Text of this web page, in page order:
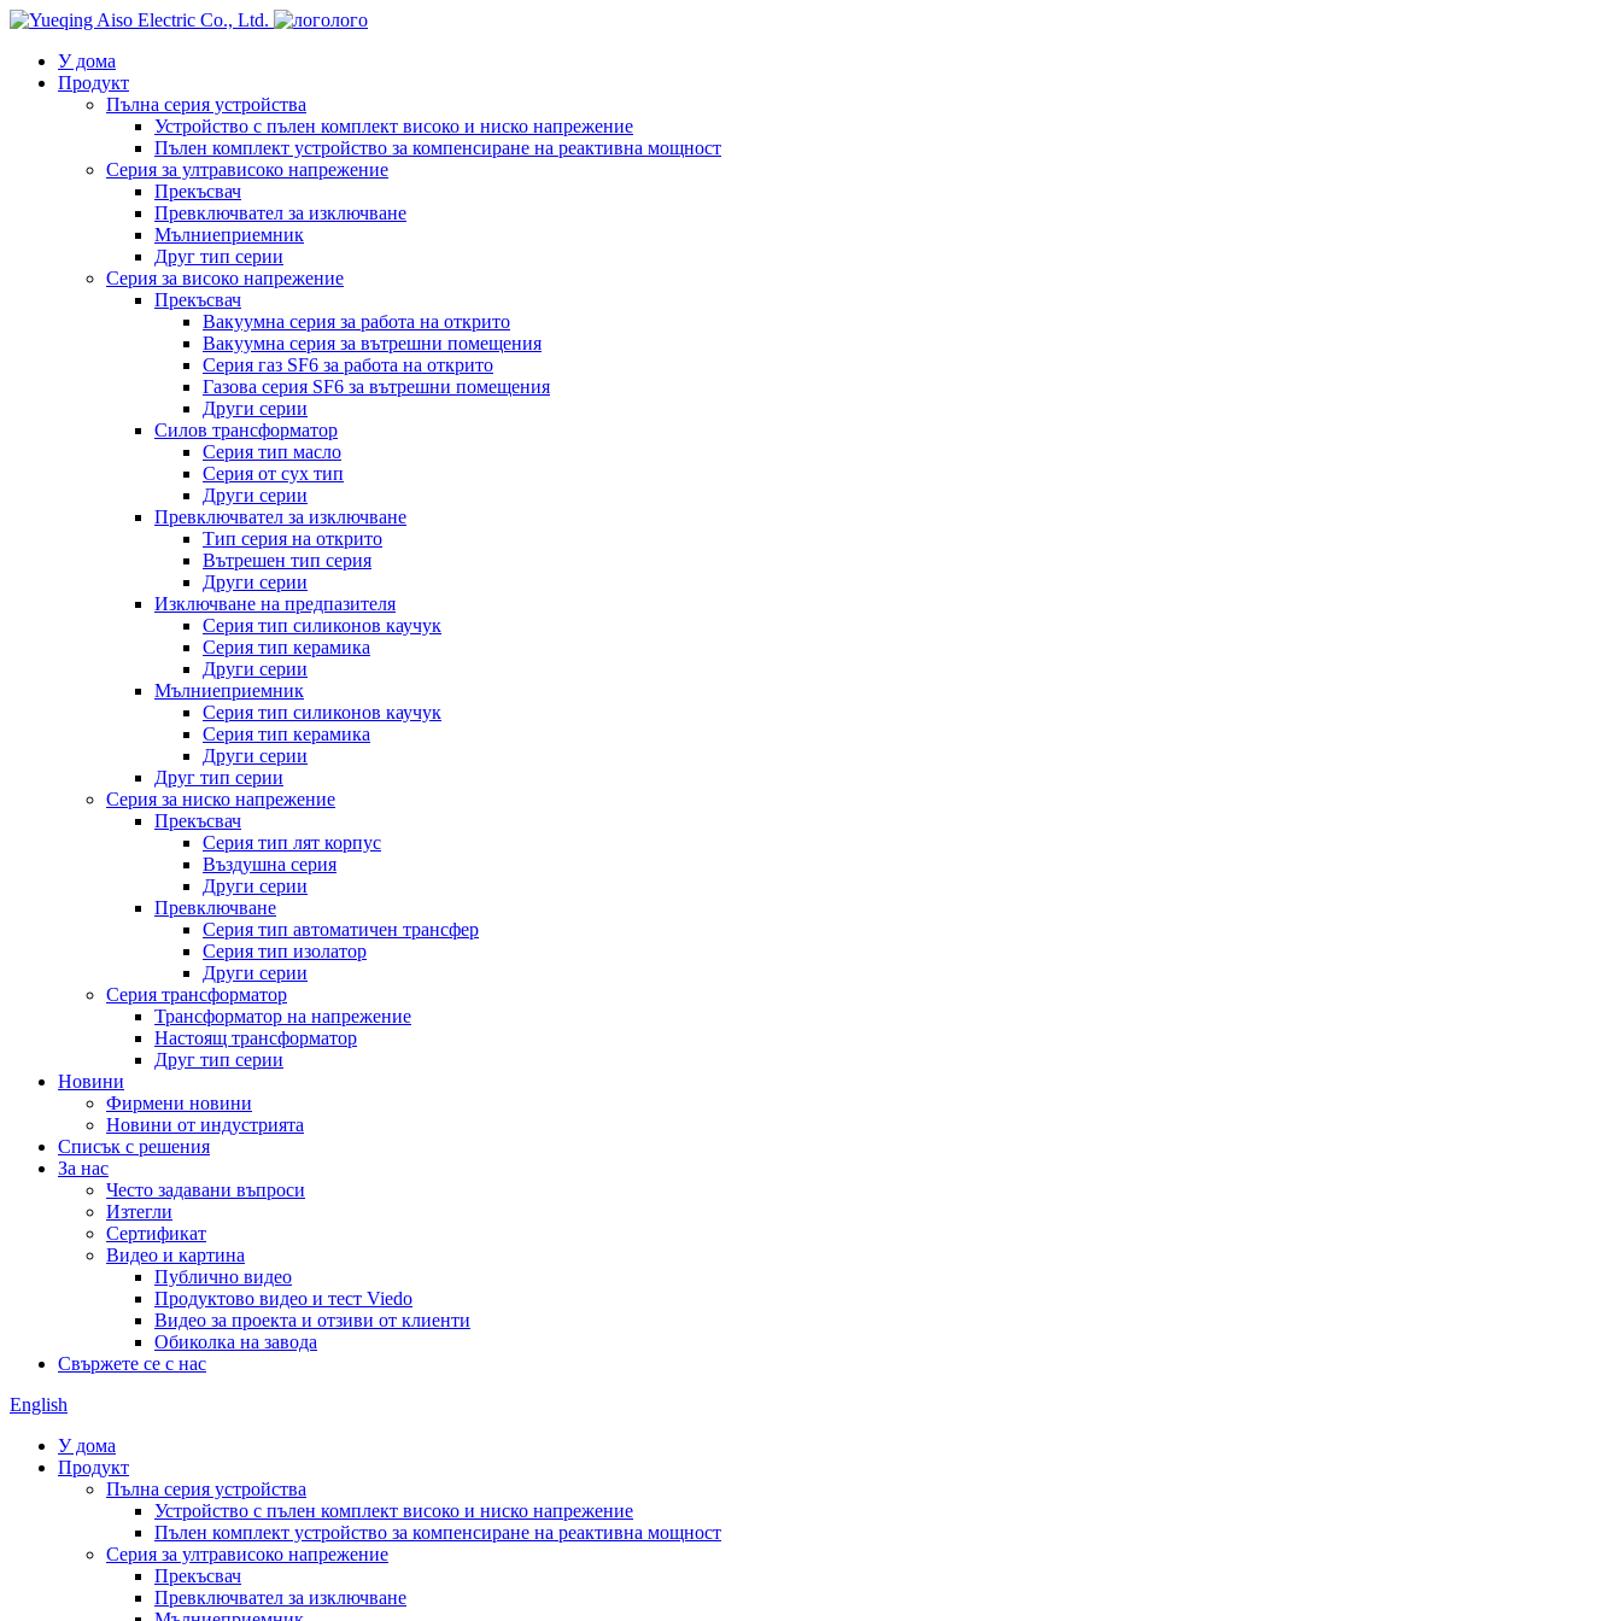
лого
У дома
Продукт
Пълна серия устройства
Устройство с пълен комплект високо и ниско напрежение
Пълен комплект устройство за компенсиране на реактивна мощност
Серия за ултрависоко напрежение
Прекъсвач
Превключвател за изключване
Мълниеприемник
Друг тип серии
Серия за високо напрежение
Прекъсвач
Вакуумна серия за работа на открито
Вакуумна серия за вътрешни помещения
Серия газ SF6 за работа на открито
Газова серия SF6 за вътрешни помещения
Други серии
Силов трансформатор
Серия тип масло
Серия от сух тип
Други серии
Превключвател за изключване
Тип серия на открито
Вътрешен тип серия
Други серии
Изключване на предпазителя
Серия тип силиконов каучук
Серия тип керамика
Други серии
Мълниеприемник
Серия тип силиконов каучук
Серия тип керамика
Други серии
Друг тип серии
Серия за ниско напрежение
Прекъсвач
Серия тип лят корпус
Въздушна серия
Други серии
Превключване
Серия тип автоматичен трансфер
Серия тип изолатор
Други серии
Серия трансформатор
Трансформатор на напрежение
Настоящ трансформатор
Друг тип серии
Новини
Фирмени новини
Новини от индустрията
Списък с решения
За нас
Често задавани въпроси
Изтегли
Сертификат
Видео и картина
Публично видео
Продуктово видео и тест Viedo
Видео за проекта и отзиви от клиенти
Обиколка на завода
Свържете се с нас
English
У дома
Продукт
Пълна серия устройства
Устройство с пълен комплект високо и ниско напрежение
Пълен комплект устройство за компенсиране на реактивна мощност
Серия за ултрависоко напрежение
Прекъсвач
Превключвател за изключване